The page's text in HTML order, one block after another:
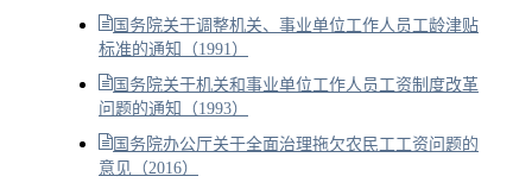
国务院关于调整机关、事业单位工作人员工龄津贴
标准的通知（1991）
国务院关于机关和事业单位工作人员工资制度改革
问题的通知（1993）
国务院办公厅关于全面治理拖欠农民工工资问题的
意见（2016）